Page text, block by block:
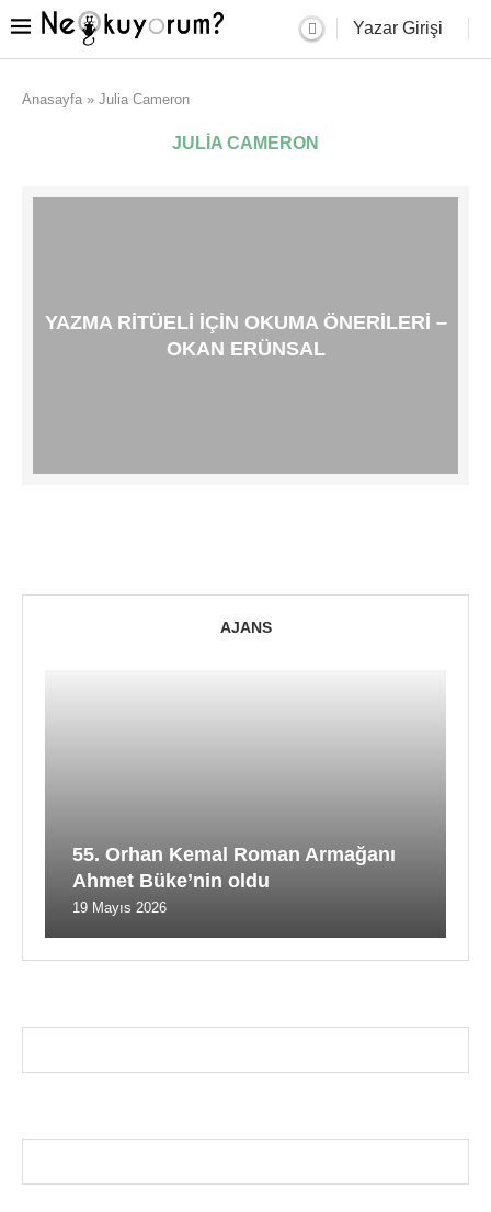
Yazar Girişi
Anasayfa » Julia Cameron
JULIA CAMERON
YAZMA RITÜELI IÇIN OKUMA ÖNERILERI –
OKAN ERÜNSAL
AJANS
55. Orhan Kemal Roman Armağanı
Ahmet Büke’nin oldu
19 Mayıs 2026